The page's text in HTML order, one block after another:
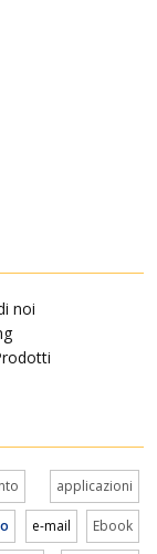
noi
applicazioni
e-mail Ebook